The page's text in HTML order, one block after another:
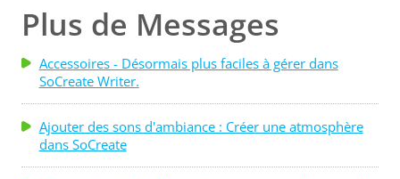
devez-vous rechercher avant d'en engager un ?
Aujourd'hui, je vais vous expliquer comment trouver
un éditeur qui vous aidera à améliorer
considérablement votre scénario ! Suivez les étapes
suivantes...
Plus de Messages
Accessoires - Désormais plus faciles à gérer dans
SoCreate Writer.
Ajouter des sons d'ambiance : Créer une atmosphère
dans SoCreate